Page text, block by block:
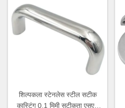
शिल्पकला स्टेनलेस स्टील सटीक
कास्टिंग 0.1 मिमी सटीकता एसएस